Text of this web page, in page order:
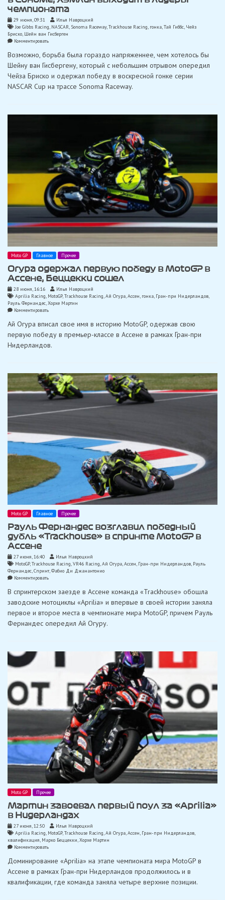
чемпионата
29 июня, 09:31
Илья Навроцкий
Joe Gibbs Racing, NASCAR, Sonoma Raceway,Trackhouse Racing, гонка,Тай Гиббс, Чейз
Бриско, Шейн ван Гисберген
Комментироватьon
Гисберген
выиграл
гонку
NASCAR
в
Возможно, борьба была гораздо напряженнее, чем хотелось бы
Шейну ван Гисбергену, который с небольшим отрывом опередил
Чейза Бриско и одержал победу в воскресной гонке серии
NASCAR Cup на трассе Sonoma Raceway.
Moto GP Главное Прочее
Огура одержал первую победу в MotoGP в
Ассене, Беццекки сошел
28 июня, 16:16
Илья Навроцкий
Aprilia Racing MotoGP, Trackhouse Racing Ай Огура Ассен гонка Гран-при Нидерландов
Рауль Фернандес Хорхе Мартин
Комментироватьon
одержал
победу
в
Беццекки
сошел
Ай Огура вписал свое имя в историю MotoGP, одержав свою
первую победу в премьер-классе в Ассене в рамках Гран-при
Нидерландов.
Moto GP Главное Прочее
Рауль Фернандес возглавил победный
дубль «Trackhouse» в спринте MotoGP в
Ассене
27 июня, 16:40
Илья Навроцкий
MotoGP,Trackhouse Racing,VR46 Racing,Ай Огура,Ассен, Гран-при Нидерландов, Рауль
Фернандес,Спринт,Фабио Ди Джанантонио
Комментироватьon
Фернандес
победный
дубль
в
В спринтерском заезде в Ассене команда «Trackhouse» обошла
заводские мотоциклы «Aprilia» и впервые в своей истории заняла
первое и второе места в чемпионате мира MotoGP, причем Рауль
Фернандес опередил Ай Огуру.
Moto GP Прочее
Мартин завоевал первый поул за «Aprilia»
в Нидерландах
27 июня, 12:50
Илья Навроцкий
Aprilia Racing, MotoGP,Trackhouse Racing,Ай Огура,Ассен, Гран-при Нидерландов
квалификация, Марко Беццекки,Хорхе Мартин
Комментироватьon
завоевал
первый
поул
за
Доминирование «Aprilia» на этапе чемпионата мира MotoGP в
Ассене в рамках Гран-при Нидерландов продолжилось и в
квалификации, где команда заняла четыре верхние позиции.